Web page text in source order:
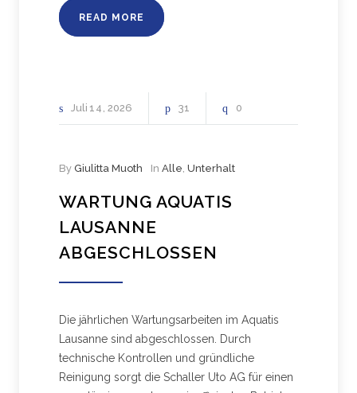
READ MORE
Juli 14 2026 31 0
By Giulitta Muoth In Alle, Unterhalt
WARTUNG AQUATIS
LAUSANNE
ABGESCHLOSSEN
Die jährlichen Wartungsarbeiten im Aquatis
Lausanne sind abgeschlossen. Durch
technische Kontrollen und gründliche
Reinigung sorgt die Schaller Uto AG für einen